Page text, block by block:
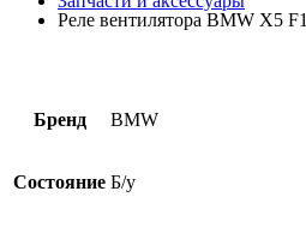
Реле вентилятора BMW X5
Бренд BMW
Состояние Б/у